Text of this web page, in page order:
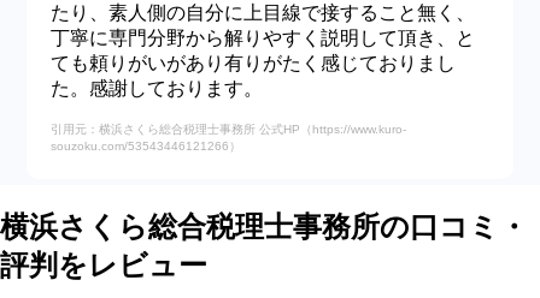
たり、素人側の自分に上目線で接すること無く、
丁寧に専門分野から解りやすく説明して頂き、と
ても頼りがいがあり有りがたく感じておりまし
た。感謝しております。
引用元：横浜さくら総合税理士事務所 公式HP（https://www.kuro-
souzoku.com/53543446121266）
横浜さくら総合税理士事務所の口コミ・
評判をレビュー